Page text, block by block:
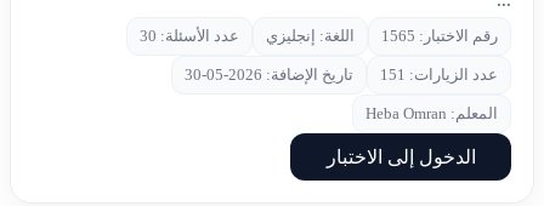
رقم الاختبار: 1565 اللغة: إنجليزي عدد الأسئلة: 30
عدد الزيارات: 151 تاريخ الإضافة: 2026-05-30
المعلم: Heba Omran
الدخول إلى الاختبار